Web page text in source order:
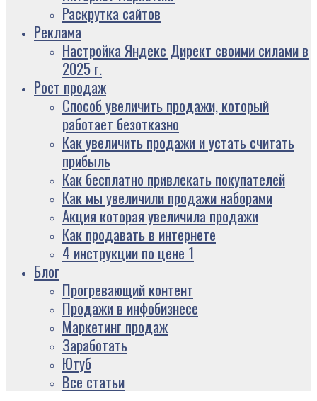
Раскрутка сайтов
Реклама
Настройка Яндекс Директ своими силами в
2025 г.
Рост продаж
Способ увеличить продажи, который
работает безотказно
Как увеличить продажи и устать считать
прибыль
Как бесплатно привлекать покупателей
Как мы увеличили продажи наборами
Акция которая увеличила продажи
Как продавать в интернете
4 инструкции по цене 1
Блог
Прогревающий контент
Продажи в инфобизнесе
Маркетинг продаж
Заработать
Ютуб
Все статьи